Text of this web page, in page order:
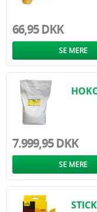
66,95 DKK
SE MERE
7.999,95 DKK
SE MERE